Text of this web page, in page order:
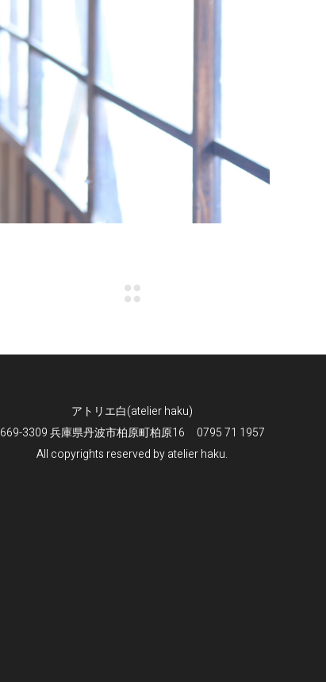
アトリエ白(atelier haku)
669-3309 兵庫県丹波市柏原町柏原16 0795 71 1957
All copyrights reserved by atelier haku.